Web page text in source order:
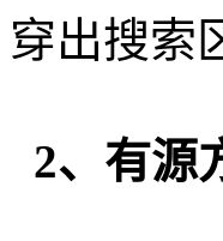
穿出搜索
2、有源